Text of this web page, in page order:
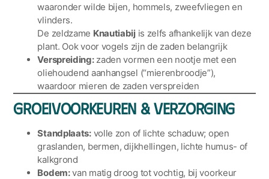
waaronder wilde bijen, hommels, zweefvliegen en
vlinders.
De zeldzame Knautiabijis zelfs afhankelijk van deze
plant. Ook voor vogels zijn de zaden belangrijk
Verspreiding:zaden vormen een nootje met een
oliehoudend aanhangsel (“mierenbroodje”),
waardoor mieren de zaden verspreiden
Groeivoorkeuren & verzorging
Standplaats:volle zon of lichte schaduw; open
graslanden, bermen, dijkhellingen, lichte humus- of
kalkgrond
Bodem:van matig droog tot vochtig, bij voorkeur